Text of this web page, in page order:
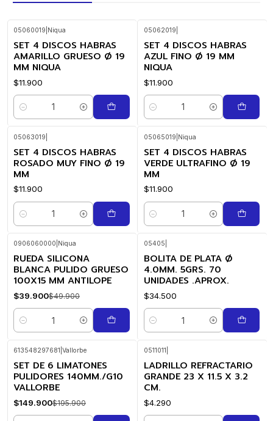
05060019 Niqua
SET 4 DISCOS HABRAS
AMARILLO GRUESO Ø 19
MM NIQUA
$11.900
Cantidad
05062019
SET 4 DISCOS HABRAS
AZUL FINO Ø 19 MM
NIQUA
$11.900
Cantidad
05063019
SET 4 DISCOS HABRAS
ROSADO MUY FINO Ø 19
MM
$11.900
Cantidad
05065019 Niqua
SET 4 DISCOS HABRAS
VERDE ULTRAFINO Ø 19
MM
$11.900
Cantidad
-20%
OFF
0906060000 Niqua
RUEDA SILICONA
BLANCA PULIDO GRUESO
100X15 MM ANTILOPE
$39.900$49.900
Cantidad
05405
BOLITA DE PLATA Ø
4.0MM. 5GRS. 70
UNIDADES .APROX.
$34.500
Cantidad
-23%
OFF
613548297681 Vallorbe
SET DE 6 LIMATONES
PULIDORES 140MM./G10
VALLORBE
$149.900$195.900
0511011
LADRILLO REFRACTARIO
GRANDE 23 X 11.5 X 3.2
CM.
$4.290